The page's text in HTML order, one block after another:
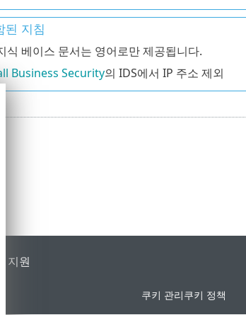
된 지침
식 베이스 문서는 영어로만 제공됩니다.
Business Security의 IDS에서 IP 주소 제외
지원
쿠키 관리쿠키 정책